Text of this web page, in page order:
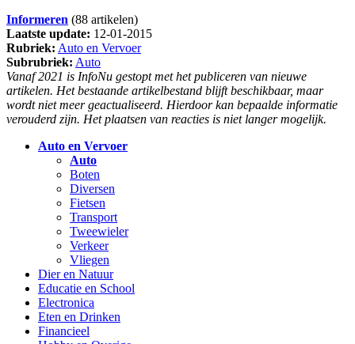
Informeren (88 artikelen)
Laatste update: 12-01-2015
Rubriek: Auto en Vervoer
Subrubriek: Auto
Vanaf 2021 is InfoNu gestopt met het publiceren van nieuwe
artikelen. Het bestaande artikelbestand blijft beschikbaar, maar
wordt niet meer geactualiseerd. Hierdoor kan bepaalde informatie
verouderd zijn. Het plaatsen van reacties is niet langer mogelijk.
Auto en Vervoer
Auto
Boten
Diversen
Fietsen
Transport
Tweewieler
Verkeer
Vliegen
Dier en Natuur
Educatie en School
Electronica
Eten en Drinken
Financieel